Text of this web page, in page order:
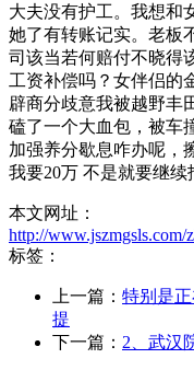
大夫没有护工。我想和
她了有转账记实。老板
司该当若何赔付不晓得
工资补偿吗？女伴侣的
辟商分歧意我被越野丰
磕了一个大血包，被车
加强养分歇息咋办呢，
我要20万 不是就要继续
本文网址：
http://www.jszmgsls.com/
标签：
上一篇： 特别是
提
下一篇： 2、武汉